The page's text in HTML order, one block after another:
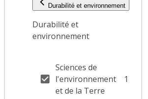
Durabilité et environnement
Durabilité et
environnement
Sciences de
l'environnement
et de la Terre
1